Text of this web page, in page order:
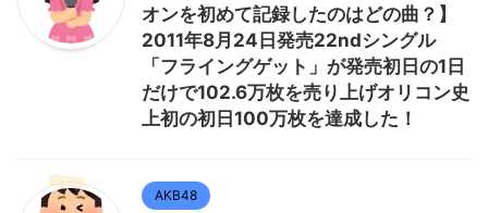
オンを初めて記録したのはどの曲？】
2011年8月24日発売22ndシングル
「フライングゲット」が発売初日の1日
だけで102.6万枚を売り上げオリコン史
上初の初日100万枚を達成した！
AKB48